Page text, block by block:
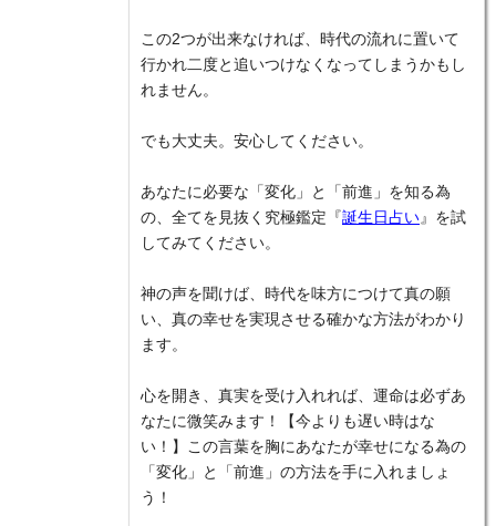
この2つが出来なければ、時代の流れに置いて
行かれ二度と追いつけなくなってしまうかもし
れません。
でも大丈夫。安心してください。
あなたに必要な「変化」と「前進」を知る為
の、全てを見抜く究極鑑定『誕生日占い 』を試
してみてください。
神の声を聞けば、時代を味方につけて真の願
い、真の幸せを実現させる確かな方法がわかり
ます。
心を開き、真実を受け入れれば、運命は必ずあ
なたに微笑みます！【今よりも遅い時はな
い！】この言葉を胸にあなたが幸せになる為の
「変化」と「前進」の方法を手に入れましょ
う！